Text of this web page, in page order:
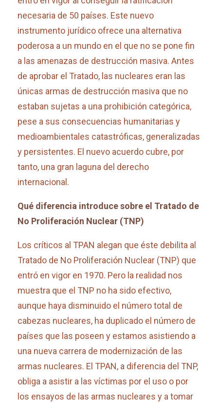
necesaria de 50 países. Este nuevo
instrumento jurídico ofrece una alternativa
poderosa a un mundo en el que no se pone fin
a las amenazas de destrucción masiva. Antes
de aprobar el Tratado, las nucleares eran las
únicas armas de destrucción masiva que no
estaban sujetas a una prohibición categórica,
pese a sus consecuencias humanitarias y
medioambientales catastróficas, generalizadas
y persistentes. El nuevo acuerdo cubre, por
tanto, una gran laguna del derecho
internacional.
Qué diferencia introduce sobre el Tratado de
No Proliferación Nuclear (TNP)
Los críticos al TPAN alegan que éste debilita al
Tratado de No Proliferación Nuclear (TNP) que
entró en vigor en 1970. Pero la realidad nos
muestra que el TNP no ha sido efectivo,
aunque haya disminuido el número total de
cabezas nucleares, ha duplicado el número de
países que las poseen y estamos asistiendo a
una nueva carrera de modernización de las
armas nucleares. El TPAN, a diferencia del TNP,
obliga a asistir a las víctimas por el uso o por
los ensayos de las armas nucleares y a tomar